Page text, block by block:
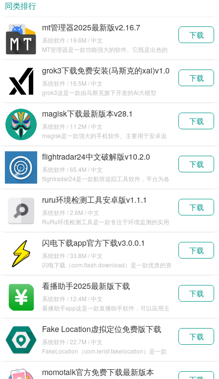
同类排行
mt管理器2025最新版v2.16.7
系统软件 / 19.6M / 中文
MT管理器是一款功能强大的软件。它既是出色的
理，支持
下载
grok3下载免费安装(马斯克的xai)v1.0
系统软件 / 16.5M / 中文
grok3这是一款由马斯克旗下开发的Ai大模型
下载
magisk下载最新版本v28.1
系统软件 / 11.2M / 中文
magisk是一款强大的手机软件。主要用于安卓设
的深
下载
flightradar24中文破解版v10.2.0
系统软件 / 65.4M / 中文
flightradar24是一款航班追踪工具软件，平台为各
下载
ruru环境检测工具安卓版v1.1.1
系统软件 / 2.6M / 中文
RuRu环境检测工具是一款专注于环境监测的实用
帮助人
下载
闪电下载app官方下载v3.0.0.1
系统软件 / 33.8M / 中文
闪电下载（com.flash.download）是一款优质的资
下载
看播助手2025最新版下载
v2.9.1.116896
系统软件 / 12.4M / 中文
看播助手app这是一款直播助手软件，可以应用主
用这款
下载
Fake Location虚拟定位免费版下载
v1.3.5
系统软件 / 22.7M / 中文
FakeLocation（com.lerist.fakelocation）是一款
下载
momotalk官方免费下载最新版本